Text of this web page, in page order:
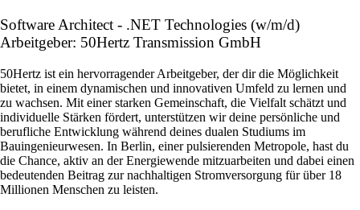
Software Architect - .NET Technologies (w/m/d)
Arbeitgeber: 50Hertz Transmission GmbH
50Hertz ist ein hervorragender Arbeitgeber, der dir die Möglichkeit
bietet, in einem dynamischen und innovativen Umfeld zu lernen und
zu wachsen. Mit einer starken Gemeinschaft, die Vielfalt schätzt und
individuelle Stärken fördert, unterstützen wir deine persönliche und
berufliche Entwicklung während deines dualen Studiums im
Bauingenieurwesen. In Berlin, einer pulsierenden Metropole, hast du
die Chance, aktiv an der Energiewende mitzuarbeiten und dabei einen
bedeutenden Beitrag zur nachhaltigen Stromversorgung für über 18
Millionen Menschen zu leisten.